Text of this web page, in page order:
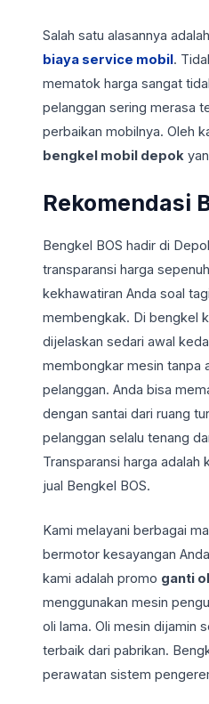
Salah satu alasannya
biaya service mobil .
mematok harga sangat
pelanggan sering merasa
perbaikan mobilnya. Oleh
bengkel mobil depok
Rekomendasi
Bengkel BOS hadir di
transparansi harga
kekhawatiran Anda soal
membengkak. Di bengkel
dijelaskan sedari awal
membongkar mesin tanpa
pelanggan. Anda bisa
dengan santai dari ruang
pelanggan selalu tenang
Transparansi harga adalah
jual Bengkel BOS.
Kami melayani berbagai
bermotor kesayangan
kami adalah promo ganti
menggunakan mesin
oli lama. Oli mesin dijamin
terbaik dari pabrikan.
perawatan sistem